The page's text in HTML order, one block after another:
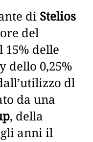
di Stelios
del
15% delle
dello 0,25%
dl
da una
, della
anni il